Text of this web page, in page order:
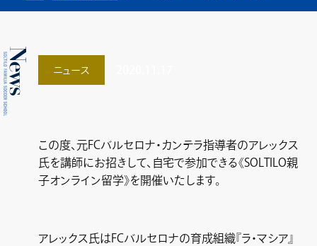
ニュース
この度、元FCバルセロナ・カンテラ指導者のアレックス
氏を講師にお招きして、自宅で参加できる《SOLTILO親
子オンライン留学》を開催いたします。
アレックス氏はFCバルセロナの育成組織『ラ・マシア』